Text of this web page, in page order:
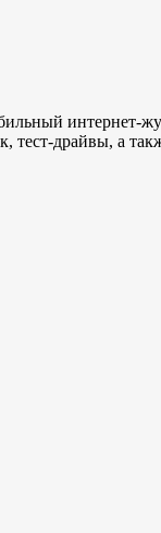
интернет-
тест-драйвы, а